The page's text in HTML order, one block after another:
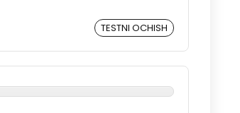
TESTNI OCHISH